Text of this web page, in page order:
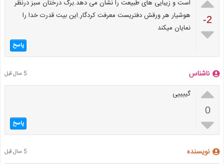
-2

است و زیبایی های طبیعت را نشان می دهد.برگ درختان سبز درنظر
هوشیار هر ورقش دفتریست معرفت کردگار.این بیت قدرت خدا را
نمایان میکند
پاسخ
ناشناس 5 سال قبل

0

گییییی
پاسخ
نویسنده 5 سال قبل